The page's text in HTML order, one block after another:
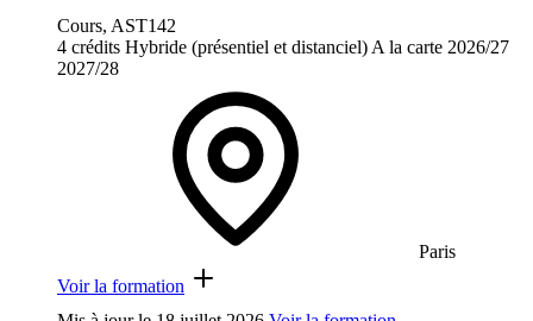
Cours, AST142
4 crédits Hybride (présentiel et distanciel) A la carte 2026/27
2027/28
Paris
Voir la formation